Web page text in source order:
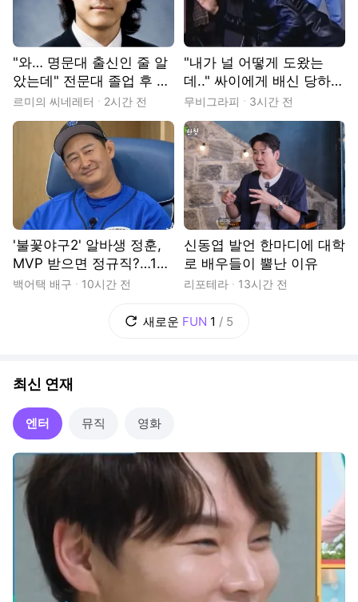
"와… 명문대 출신인 줄 알
았는데" 전문대 졸업 후 톱
배우 된 지진희의 반전 인
생
르미의 씨네레터 2시간 전
"내가 널 어떻게 도왔는
데.." 싸이에게 배신 당하고
10년간 연락 끊은 스타
무비그라피 3시간 전
'불꽃야구2' 알바생 정훈,
MVP 받으면 정규직?…13
화 울산 웨일즈전 예고
백어택 배구 10시간 전
신동엽 발언 한마디에 대학
로 배우들이 뿔난 이유
리포테라 13시간 전
새로운 FUN 1 / 5
최신 연재
엔터 뮤직 영화